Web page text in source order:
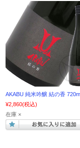
AKABU 純米吟醸 結の香
¥2,860(税込)
在庫 ×